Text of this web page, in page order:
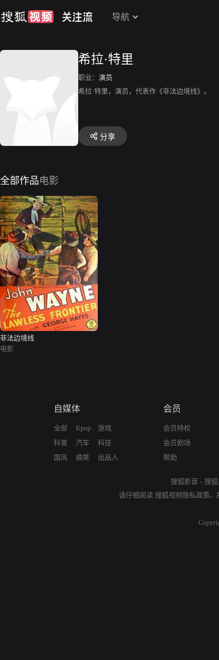
导航
希拉·特里
职业： 演员
希拉·特里，演员，代表作《非法边境线》。
分享
全部作品电影
非法边境线
电影
自媒体
全部
科普
国风
Kpop
汽车
搞笑
游戏
科技
出品人
会员
会员特权
会员剧场
帮助
搜狐影音 - 搜
请仔细阅读 搜狐视频隐私政策、